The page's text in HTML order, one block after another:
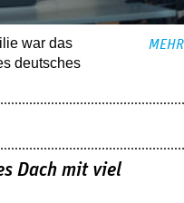
war das
deutsches
MEHR
Dach mit viel